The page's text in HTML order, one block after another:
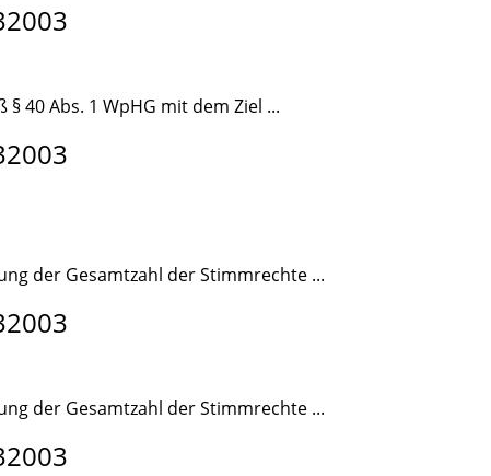
40 Abs. 1 WpHG mit dem Ziel ...
der Gesamtzahl der Stimmrechte ...
der Gesamtzahl der Stimmrechte ...